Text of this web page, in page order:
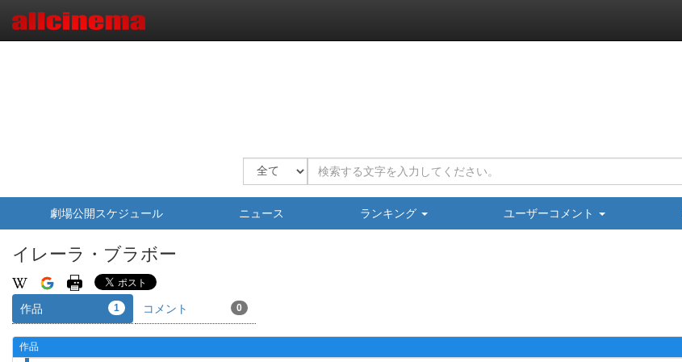
劇場公開スケジュール ニュース ランキング ユーザーコメント
イレーラ・ブラボー
作品 1 コメント 0
作品